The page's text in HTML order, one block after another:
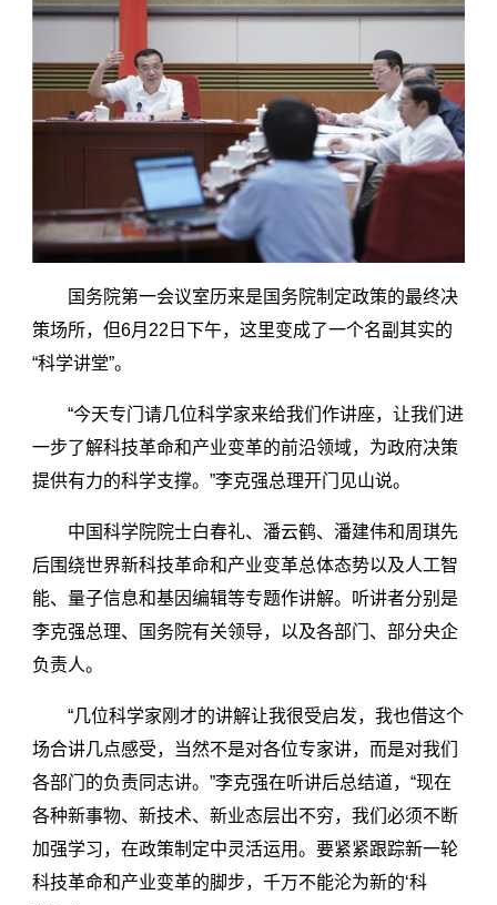
国务院第一会议室历来是国务院制定政策的最终决
策场所，但6月22日下午，这里变成了一个名副其实的
“科学讲堂”。
“今天专门请几位科学家来给我们作讲座，让我们进
一步了解科技革命和产业变革的前沿领域，为政府决策
提供有力的科学支撑。”李克强总理开门见山说。
中国科学院院士白春礼、潘云鹤、潘建伟和周琪先
后围绕世界新科技革命和产业变革总体态势以及人工智
能、量子信息和基因编辑等专题作讲解。听讲者分别是
李克强总理、国务院有关领导，以及各部门、部分央企
负责人。
“几位科学家刚才的讲解让我很受启发，我也借这个
场合讲几点感受，当然不是对各位专家讲，而是对我们
各部门的负责同志讲。”李克强在听讲后总结道，“现在
各种新事物、新技术、新业态层出不穷，我们必须不断
加强学习，在政策制定中灵活运用。要紧紧跟踪新一轮
科技革命和产业变革的脚步，千万不能沦为新的‘科